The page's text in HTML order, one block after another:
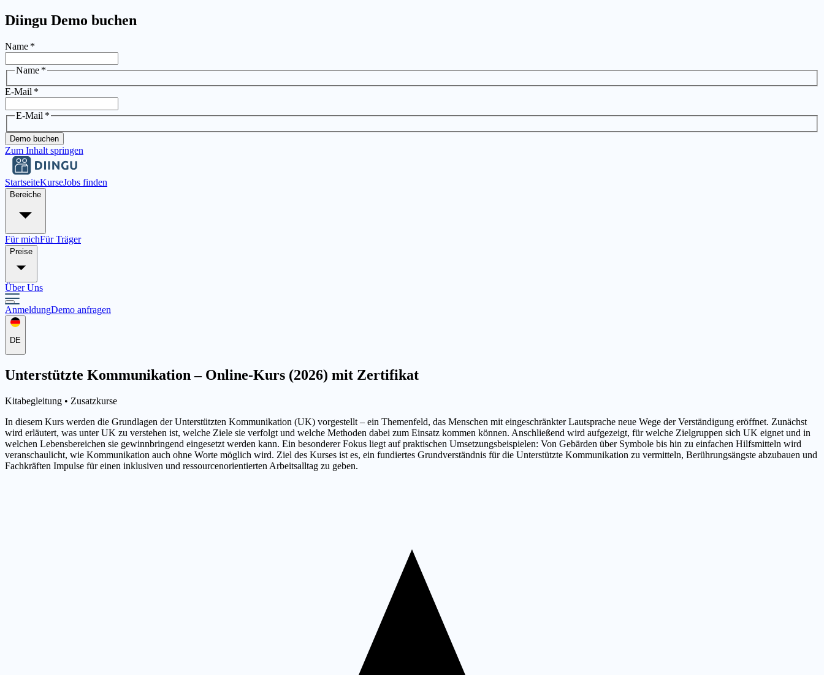
Diingu Demo buchen
Name *
Name *
E-Mail *
E-Mail *
Demo buchen
Zum Inhalt springen
StartseiteKurseJobs finden
Bereiche
Für michFür Träger
Preise
Über Uns
AnmeldungDemo anfragen
DE
Unterstützte Kommunikation – Online-Kurs (2026) mit Zertifikat
Kitabegleitung • Zusatzkurse
In diesem Kurs werden die Grundlagen der Unterstützten Kommunikation (UK) vorgestellt – ein Themenfeld, das Menschen mit eingeschränkter Lautsprache neue Wege der Verständigung eröffnet. Zunächst
wird erläutert, was unter UK zu verstehen ist, welche Ziele sie verfolgt und welche Methoden dabei zum Einsatz kommen können. Anschließend wird aufgezeigt, für welche Zielgruppen sich UK eignet und in
welchen Lebensbereichen sie gewinnbringend eingesetzt werden kann. Ein besonderer Fokus liegt auf praktischen Umsetzungsbeispielen: Von Gebärden über Symbole bis hin zu einfachen Hilfsmitteln wird
veranschaulicht, wie Kommunikation auch ohne Worte möglich wird. Ziel des Kurses ist es, ein fundiertes Grundverständnis für die Unterstützte Kommunikation zu vermitteln, Berührungsängste abzubauen und
Fachkräften Impulse für einen inklusiven und ressourcenorientierten Arbeitsalltag zu geben.